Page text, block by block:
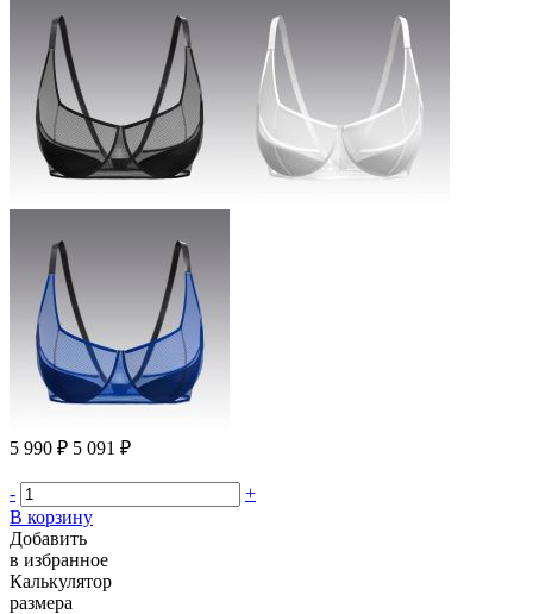
5 990 ₽ 5 091 ₽
-
+
В корзину
Добавить
в избранное
Калькулятор
размера